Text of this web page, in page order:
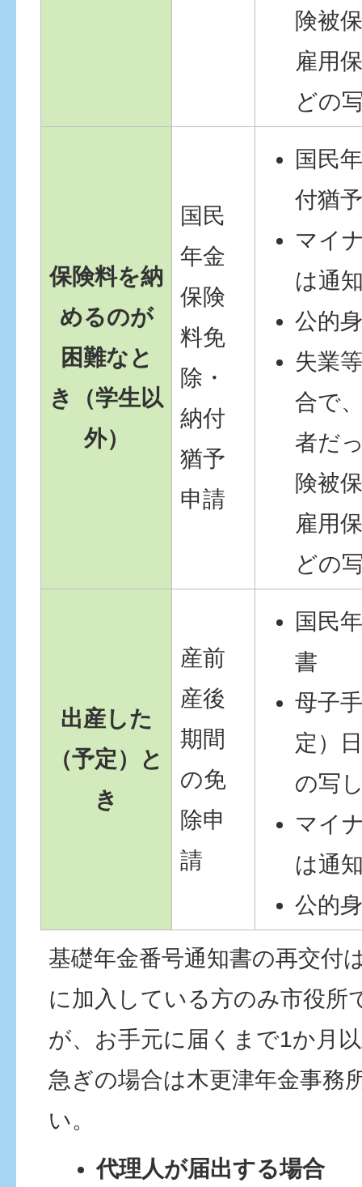
険被
雇用
どの
保険料を納
めるのが
困難なと
き（学生以
外）
国民
年金
保険
料免
除・
納付
猶予
申請
国民
付猶
マイ
は通
公的
失業
合で
者だ
険被
雇用
どの
出産した
（予定）と
き
産前
産後
期間
の免
除申
請
国民
書
母子
定）
の写
マイ
は通
公的
基礎年金番号通知書の再交付
に加入している方のみ市役所
が、お手元に届くまで1か月
急ぎの場合は木更津年金事務
い。
代理人が届出する場合